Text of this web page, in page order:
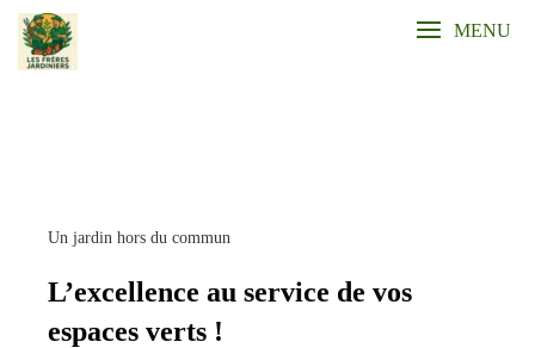
Skip
content
MENU
Un jardin hors du commun
L’excellence au service de vos
espaces verts !